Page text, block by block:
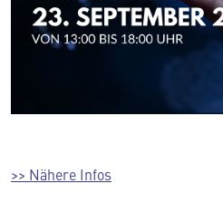
>> Nähere Infos